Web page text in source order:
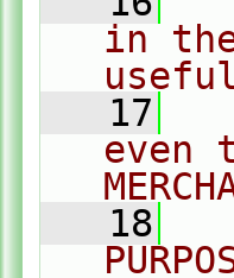
in
   17
even
   18